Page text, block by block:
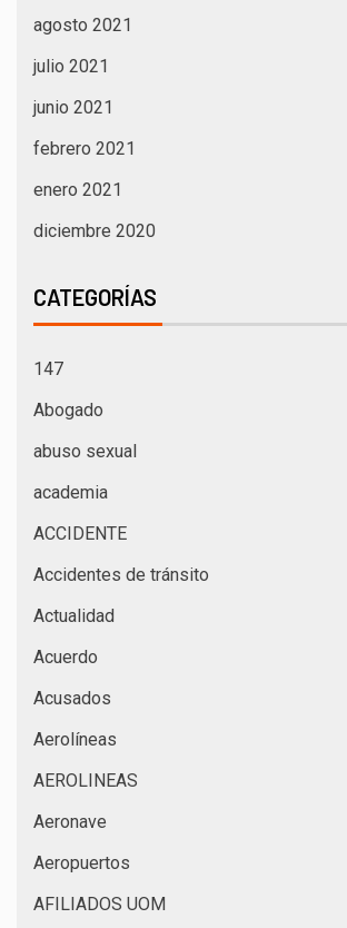
agosto 2021
julio 2021
junio 2021
febrero 2021
enero 2021
diciembre 2020
CATEGORÍAS
147
Abogado
abuso sexual
academia
ACCIDENTE
Accidentes de tránsito
Actualidad
Acuerdo
Acusados
Aerolíneas
AEROLINEAS
Aeronave
Aeropuertos
AFILIADOS UOM